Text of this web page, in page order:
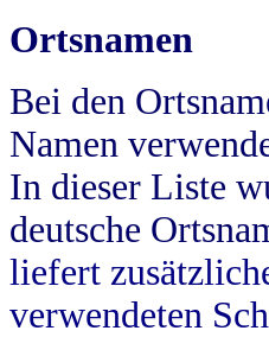
Ortsnamen
Bei den
Namen
In dieser Liste
deutsche
liefert
verwendeten